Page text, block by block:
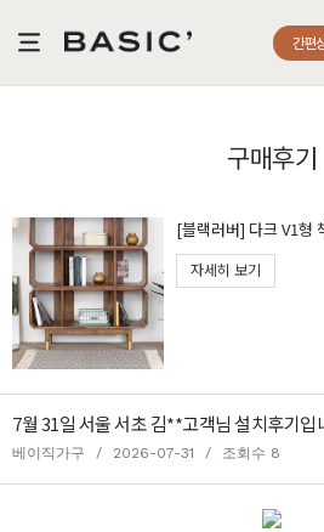
간편
구매후기
[블랙러버] 다크 V1형
자세히 보기
7월 31일 서울 서초 김**고객님 설치후기입
베이직가구 / 2026-07-31 / 조회수 8